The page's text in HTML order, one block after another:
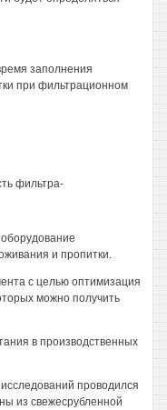
заполнения
при фильтрационном
фильтра-
и пропитки.
с целью оптимизация
можно получить
в производственных
проводился
из свежесрубленной